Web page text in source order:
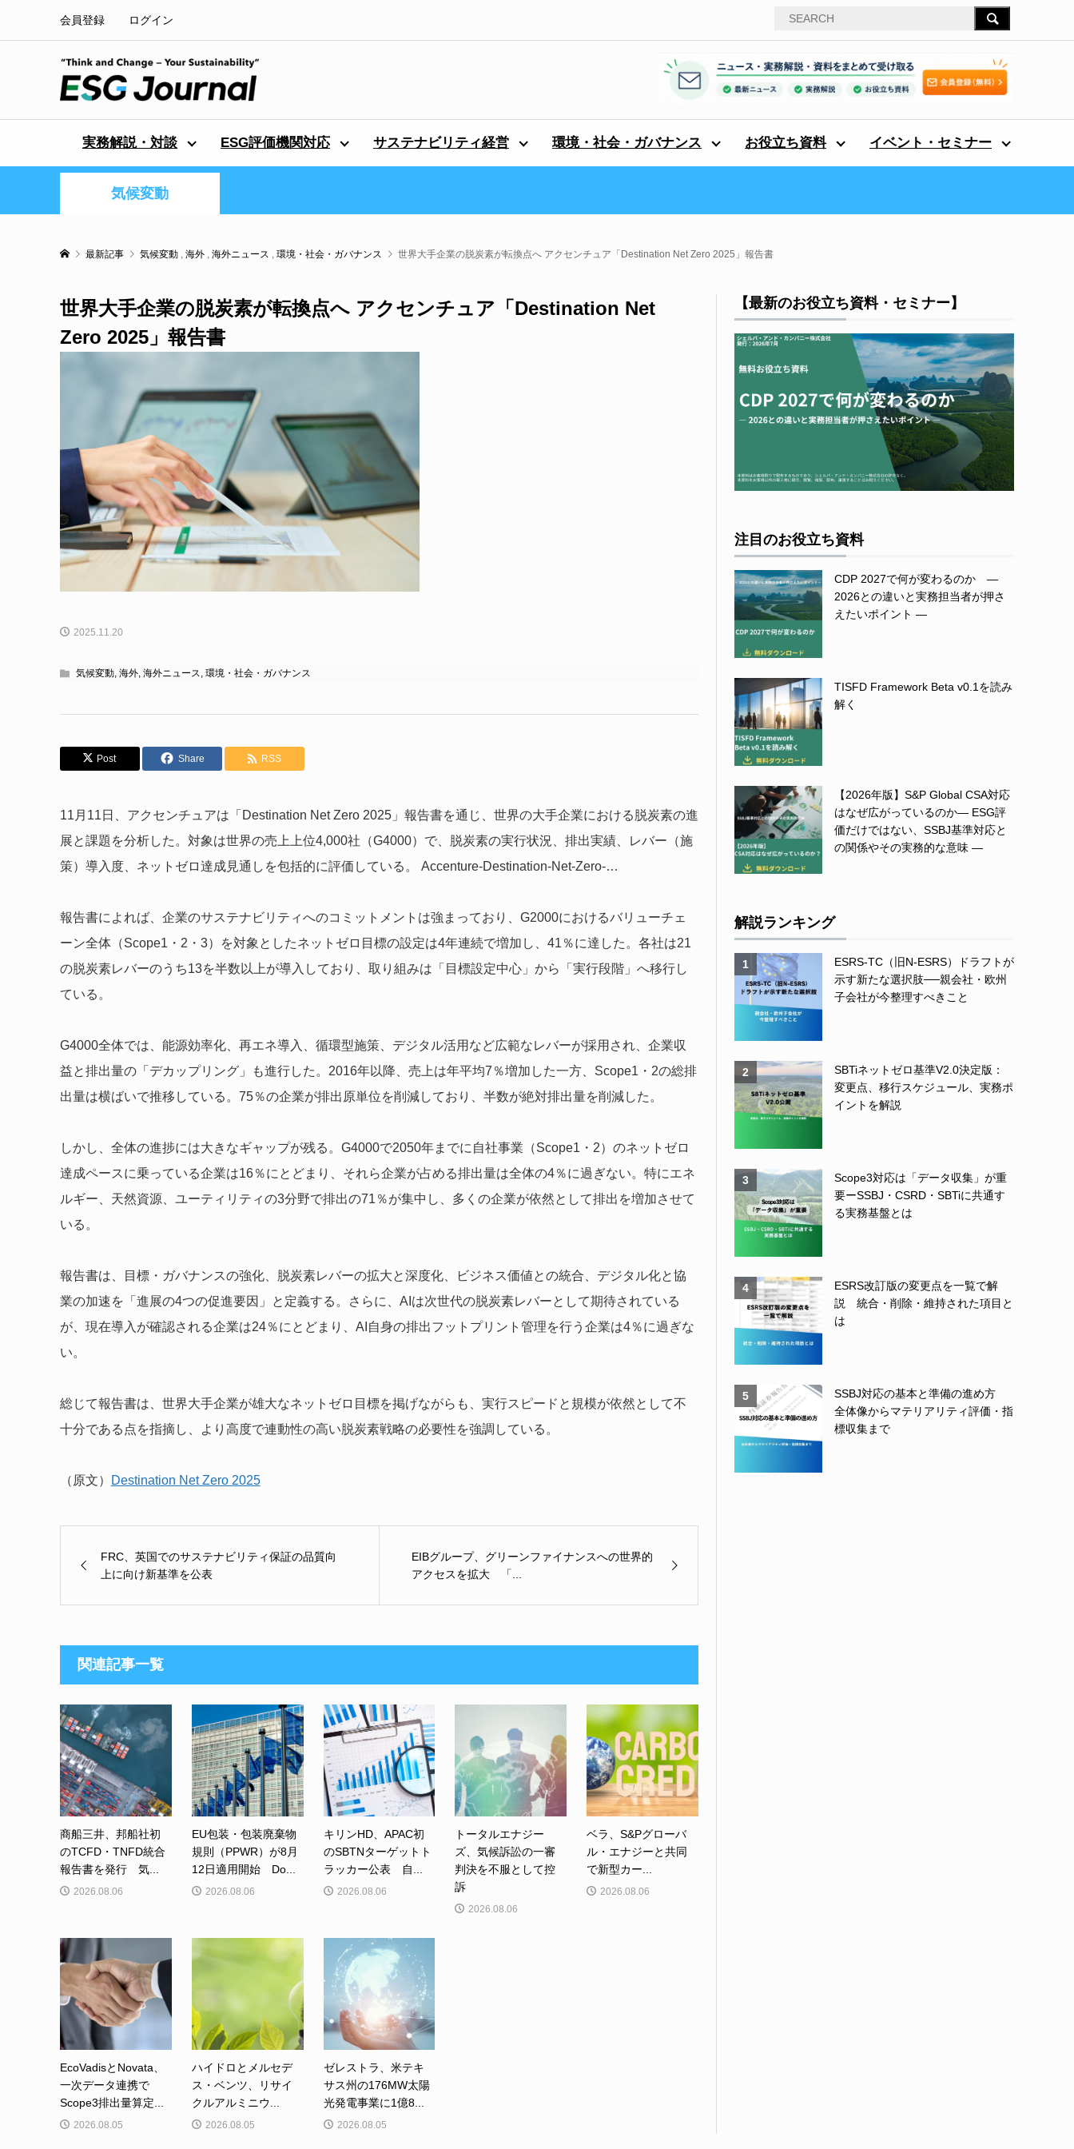
会員登録 ログイン
実務解説・対談 ESG評価機関対応 サステナビリティ経営 環境・社会・ガバナンス お役立ち資料 イベント・セミナー
気候変動
最新記事 気候変動 , 海外 , 海外ニュース , 環境・社会・ガバナンス 世界大手企業の脱炭素が転換点へ アクセンチュア「Destination Net Zero 2025」報告書
世界大手企業の脱炭素が転換点へ アクセンチュア「Destination Net
Zero 2025」報告書
2025.11.20
気候変動, 海外, 海外ニュース, 環境・社会・ガバナンス
Post Share RSS
11月11日、アクセンチュアは「Destination Net Zero 2025」報告書を通じ、世界の大手企業における脱炭素の進
展と課題を分析した。対象は世界の売上上位4,000社（G4000）で、脱炭素の実行状況、排出実績、レバー（施
策）導入度、ネットゼロ達成見通しを包括的に評価している。 Accenture-Destination-Net-Zero-…
報告書によれば、企業のサステナビリティへのコミットメントは強まっており、G2000におけるバリューチェ
ーン全体（Scope1・2・3）を対象としたネットゼロ目標の設定は4年連続で増加し、41％に達した。各社は21
の脱炭素レバーのうち13を半数以上が導入しており、取り組みは「目標設定中心」から「実行段階」へ移行し
ている。
G4000全体では、能源効率化、再エネ導入、循環型施策、デジタル活用など広範なレバーが採用され、企業収
益と排出量の「デカップリング」も進行した。2016年以降、売上は年平均7％増加した一方、Scope1・2の総排
出量は横ばいで推移している。75％の企業が排出原単位を削減しており、半数が絶対排出量を削減した。
しかし、全体の進捗には大きなギャップが残る。G4000で2050年までに自社事業（Scope1・2）のネットゼロ
達成ペースに乗っている企業は16％にとどまり、それら企業が占める排出量は全体の4％に過ぎない。特にエネ
ルギー、天然資源、ユーティリティの3分野で排出の71％が集中し、多くの企業が依然として排出を増加させて
いる。
報告書は、目標・ガバナンスの強化、脱炭素レバーの拡大と深度化、ビジネス価値との統合、デジタル化と協
業の加速を「進展の4つの促進要因」と定義する。さらに、AIは次世代の脱炭素レバーとして期待されている
が、現在導入が確認される企業は24％にとどまり、AI自身の排出フットプリント管理を行う企業は4％に過ぎな
い。
総じて報告書は、世界大手企業が雄大なネットゼロ目標を掲げながらも、実行スピードと規模が依然として不
十分である点を指摘し、より高度で連動性の高い脱炭素戦略の必要性を強調している。
（原文） Destination Net Zero 2025
FRC、英国でのサステナビリティ保証の品質向
上に向け新基準を公表
EIBグループ、グリーンファイナンスへの世界的
アクセスを拡大 「...
関連記事一覧
商船三井、邦船社初
のTCFD・TNFD統合
報告書を発行 気...
2026.08.06
EU包装・包装廃棄物
規則（PPWR）が8月
12日適用開始 Do...
2026.08.06
キリンHD、APAC初
のSBTNターゲットト
ラッカー公表 自...
2026.08.06
トータルエナジー
ズ、気候訴訟の一審
判決を不服として控
訴
2026.08.06
ベラ、S&Pグローバ
ル・エナジーと共同
で新型カー...
2026.08.06
EcoVadisとNovata、
一次データ連携で
Scope3排出量算定...
2026.08.05
ハイドロとメルセデ
ス・ベンツ、リサイ
クルアルミニウ...
2026.08.05
ゼレストラ、米テキ
サス州の176MW太陽
光発電事業に1億8...
2026.08.05
【最新のお役立ち資料・セミナー】
注目のお役立ち資料
CDP 2027で何が変わるのか ―
2026との違いと実務担当者が押さ
えたいポイント ―
TISFD Framework Beta v0.1を読み
解く
【2026年版】S&P Global CSA対応
はなぜ広がっているのか― ESG評
価だけではない、SSBJ基準対応と
の関係やその実務的な意味 ―
解説ランキング
1
ESRS-TC（旧N-ESRS）ドラフトが
示す新たな選択肢──親会社・欧州
子会社が今整理すべきこと
2
SBTiネットゼロ基準V2.0決定版：
変更点、移行スケジュール、実務ポ
イントを解説
3
Scope3対応は「データ収集」が重
要ーSSBJ・CSRD・SBTiに共通す
る実務基盤とは
4
ESRS改訂版の変更点を一覧で解
説 統合・削除・維持された項目と
は
5
SSBJ対応の基本と準備の進め方
全体像からマテリアリティ評価・指
標収集まで